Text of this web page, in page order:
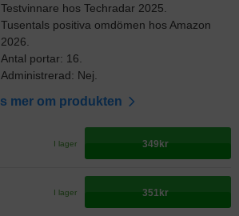
Testvinnare hos Techradar 2025.
Tusentals positiva omdömen hos Amazon
2026.
Antal portar: 16.
Administrerad: Nej.
mer om produkten
I lager 349kr
I lager 351kr